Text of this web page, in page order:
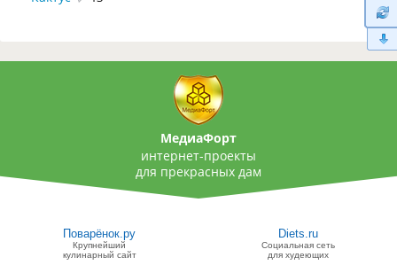
МедиаФорт
интернет-проекты
для прекрасных дам
Поварёнок.ру
Крупнейший
кулинарный сайт
Diets.ru
Социальная сеть
для худеющих